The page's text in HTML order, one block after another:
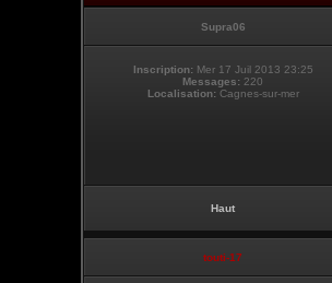
Supra06
Inscription: Mer 17 Juil 2013 23:25
Messages: 220
Localisation:Cagnes-sur-mer
Haut
touti-17